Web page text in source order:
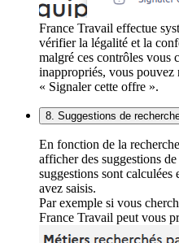
France Travail effectue
vérifier la légalité et la
malgré ces contrôles vous
inappropriés, vous pouvez
« Signaler cette offre ».
8. Suggestions de
En fonction de la
afficher des suggestions
suggestions sont
avez saisis.
Par exemple si vous
France Travail peut vous